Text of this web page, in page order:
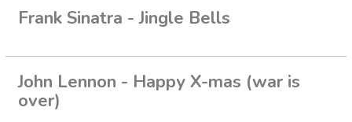
Frank Sinatra - Jingle Bells
John Lennon - Happy X-mas (war is
over)